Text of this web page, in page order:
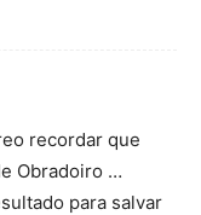
recordar que
Obradoiro …
para salvar